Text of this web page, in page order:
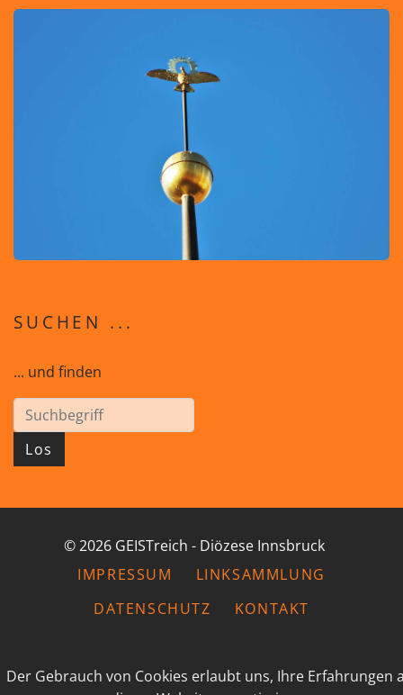
Der Gebrauch von Cookies erlaubt uns, Ihre Erfahrungen
SUCHEN ...
... und finden
Los
© 2026 GEISTreich - Diözese Innsbruck
IMPRESSUM
LINKSAMMLUNG
DATENSCHUTZ
KONTAKT
powered by webEdition CMS